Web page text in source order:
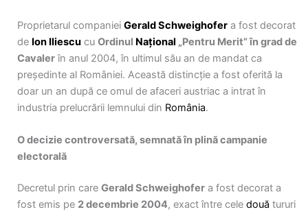
Proprietarul companiei Gerald Schweighofer a fost decorat
de Ion Iliescu cu Ordinul Național „Pentru Merit” în grad de
Cavaler în anul 2004, în ultimul său an de mandat ca
președinte al României. Această distincție a fost oferită la
doar un an după ce omul de afaceri austriac a intrat în
industria prelucrării lemnului din România.
O decizie controversată, semnată în plină campanie
electorală
Decretul prin care Gerald Schweighofer a fost decorat a
fost emis pe 2 decembrie 2004, exact între cele două tururi